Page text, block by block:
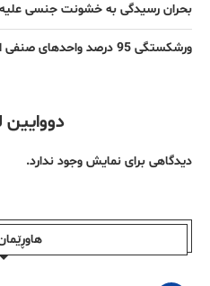
بحران رسیدگی به خشونت جنسی علیه
ورشکستگی 95 درصد واحدهای صنفی استان کردستان
دووایین
دیدگاهی برای نمایش وجود ندارد.